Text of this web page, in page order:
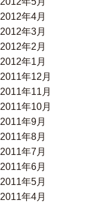
2012年4月
2012年3月
2012年2月
2012年1月
2011年12月
2011年11月
2011年10月
2011年9月
2011年8月
2011年7月
2011年6月
2011年5月
2011年4月